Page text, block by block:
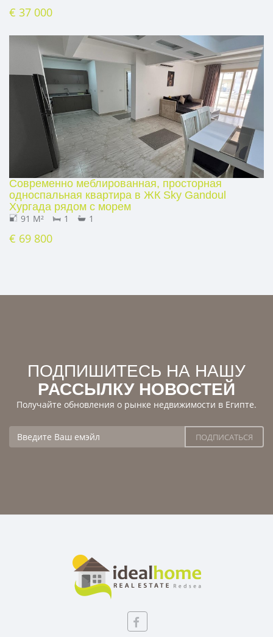
€ 37 000
Современно меблированная, просторная
односпальная квартира в ЖК Sky Gandoul
Хургада рядом с морем
91 M² 1 1
€ 69 800
ПОДПИШИТЕСЬ НА НАШУ
РАССЫЛКУ НОВОСТЕЙ
Получайте обновления о рынке недвижимости в Египте.